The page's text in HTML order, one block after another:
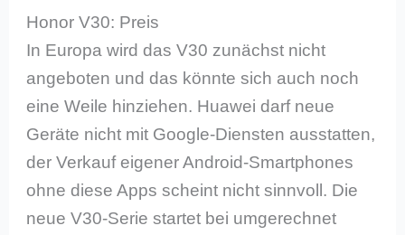
Honor V30: Preis
In Europa wird das V30 zunächst nicht
angeboten und das könnte sich auch noch
eine Weile hinziehen. Huawei darf neue
Geräte nicht mit Google-Diensten ausstatten,
der Verkauf eigener Android-Smartphones
ohne diese Apps scheint nicht sinnvoll. Die
neue V30-Serie startet bei umgerechnet